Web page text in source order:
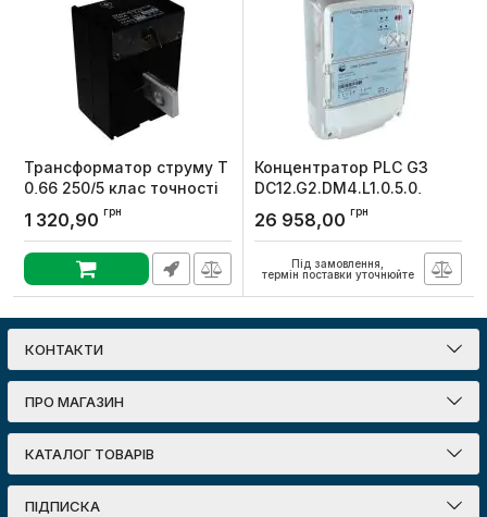
Трансформатор струму Т
0,66 250/5 клас точності
0,5S, Мегомметр
Артикул:
1 320,90 грн
Концентратор PLC G3
DC12.G2.DM4.L1.0.5.0,
00129754
26 958,00 грн
Під замовлення,
термін поставки уточнюйте
КОНТАКТИ
ПРО МАГАЗИН
КАТАЛОГ ТОВАРІВ
ПІДПИСКА